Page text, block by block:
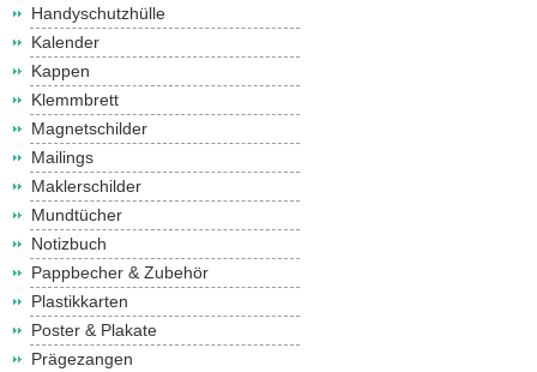
Handyschutzhülle
Kalender
Kappen
Klemmbrett
Magnetschilder
Mailings
Maklerschilder
Mundtücher
Notizbuch
Pappbecher & Zubehör
Plastikkarten
Poster & Plakate
Prägezangen